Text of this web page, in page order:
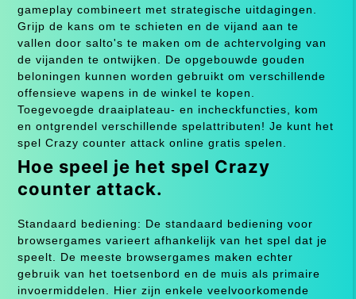
gameplay combineert met strategische uitdagingen.
Grijp de kans om te schieten en de vijand aan te
vallen door salto's te maken om de achtervolging van
de vijanden te ontwijken. De opgebouwde gouden
beloningen kunnen worden gebruikt om verschillende
offensieve wapens in de winkel te kopen.
Toegevoegde draaiplateau- en incheckfuncties, kom
en ontgrendel verschillende spelattributen! Je kunt het
spel Crazy counter attack online gratis spelen.
Hoe speel je het spel Crazy
counter attack.
Standaard bediening: De standaard bediening voor
browsergames varieert afhankelijk van het spel dat je
speelt. De meeste browsergames maken echter
gebruik van het toetsenbord en de muis als primaire
invoermiddelen. Hier zijn enkele veelvoorkomende